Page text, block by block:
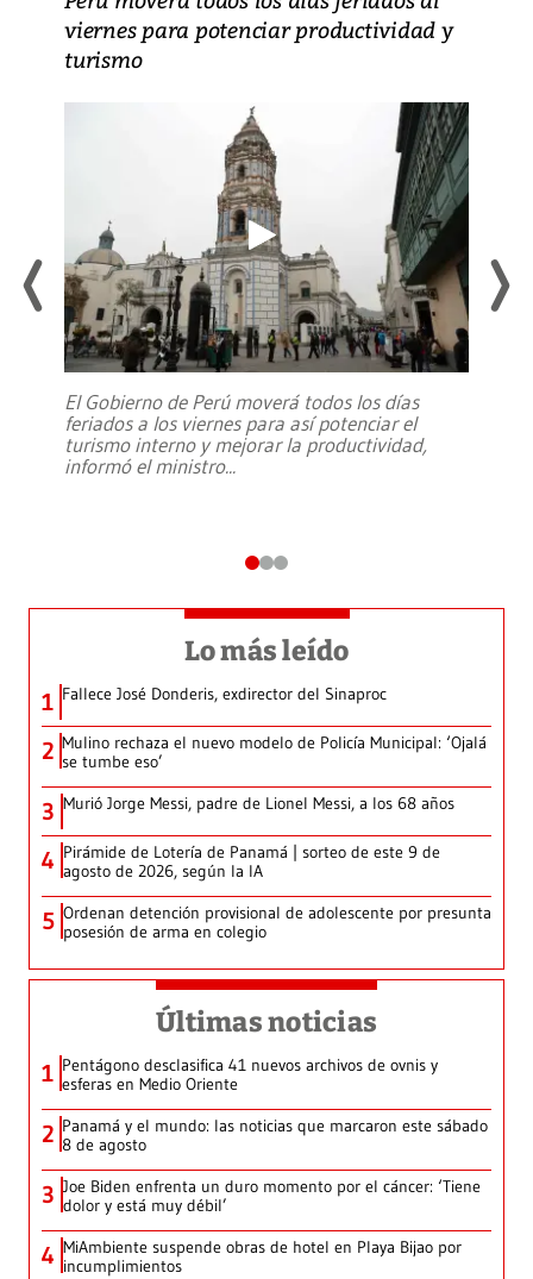
viernes para potenciar productividad y
turismo
El Gobierno de Perú moverá todos los días
feriados a los viernes para así potenciar el
turismo interno y mejorar la productividad,
informó el ministro...
Lo más leído
1 Fallece José Donderis, exdirector del Sinaproc
2 Mulino rechaza el nuevo modelo de Policía Municipal: ‘Ojalá
se tumbe eso’
3 Murió Jorge Messi, padre de Lionel Messi, a los 68 años
4 Pirámide de Lotería de Panamá | sorteo de este 9 de
agosto de 2026, según la IA
5 Ordenan detención provisional de adolescente por presunta
posesión de arma en colegio
Últimas noticias
1 Pentágono desclasifica 41 nuevos archivos de ovnis y
esferas en Medio Oriente
2 Panamá y el mundo: las noticias que marcaron este sábado
8 de agosto
3 Joe Biden enfrenta un duro momento por el cáncer: ‘Tiene
dolor y está muy débil’
4 MiAmbiente suspende obras de hotel en Playa Bijao por
incumplimientos